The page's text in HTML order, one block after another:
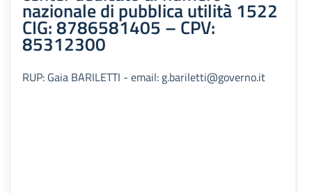
nazionale di pubblica utilità 1522
CIG: 8786581405 – CPV:
85312300
RUP: Gaia BARILETTI - email: g.bariletti@governo.it